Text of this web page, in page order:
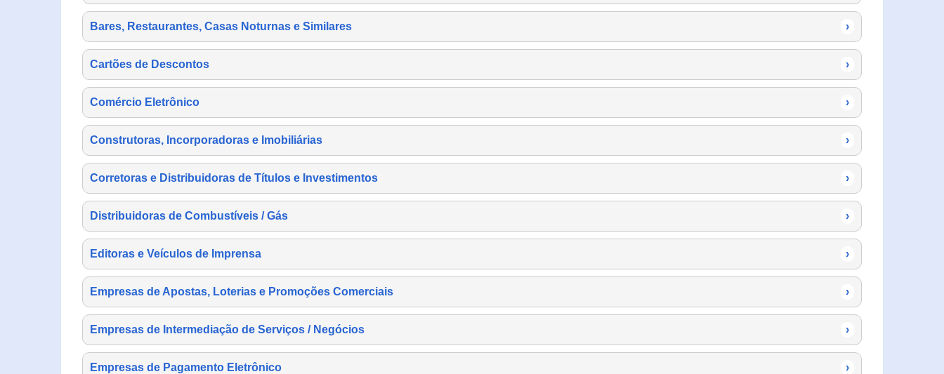
Bares, Restaurantes, Casas Noturnas e Similares ›
Cartões de Descontos ›
Comércio Eletrônico ›
Construtoras, Incorporadoras e Imobiliárias ›
Corretoras e Distribuidoras de Títulos e Investimentos ›
Distribuidoras de Combustíveis / Gás ›
Editoras e Veículos de Imprensa ›
Empresas de Apostas, Loterias e Promoções Comerciais ›
Empresas de Intermediação de Serviços / Negócios ›
Empresas de Pagamento Eletrônico ›